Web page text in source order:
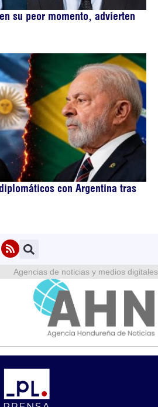
su peor momento, advierten
con Argentina tras
Agencias de noticias y medios digitales